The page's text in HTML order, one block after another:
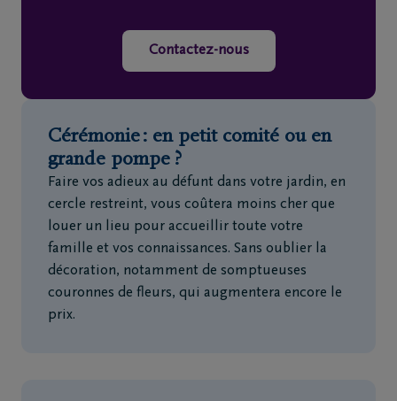
Contactez-nous
Cérémonie : en petit comité ou en
grande pompe ?
Faire vos adieux au défunt dans votre jardin, en
cercle restreint, vous coûtera moins cher que
louer un lieu pour accueillir toute votre
famille et vos connaissances. Sans oublier la
décoration, notamment de somptueuses
couronnes de fleurs, qui augmentera encore le
prix.